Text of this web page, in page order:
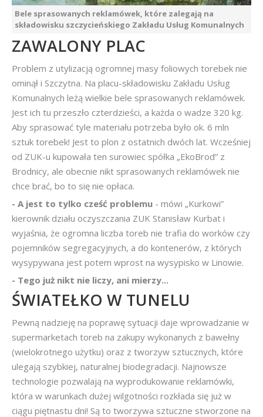
Bele sprasowanych reklamówek, które zalegają na
składowisku szczycieńskiego Zakładu Usług Komunalnych
ZAWALONY PLAC
Problem z utylizacją ogromnej masy foliowych torebek nie
ominął i Szczytna. Na placu-składowisku Zakładu Usług
Komunalnych leżą wielkie bele sprasowanych reklamówek.
Jest ich tu przeszło czterdzieści, a każda o wadze 320 kg.
Aby sprasować tyle materiału potrzeba było ok. 6 mln
sztuk torebek! Jest to plon z ostatnich dwóch lat. Wcześniej
od ZUK-u kupowała ten surowiec spółka „EkoBrod” z
Brodnicy, ale obecnie nikt sprasowanych reklamówek nie
chce brać, bo to się nie opłaca.
- A jest to tylko cześć problemu - mówi „Kurkowi”
kierownik działu oczyszczania ZUK Stanisław Kurbat i
wyjaśnia, że ogromna liczba toreb nie trafia do worków czy
pojemników segregacyjnych, a do kontenerów, z których
wysypywana jest potem wprost na wysypisko w Linowie.
- Tego już nikt nie liczy, ani mierzy...
ŚWIATEŁKO W TUNELU
Pewną nadzieję na poprawę sytuacji daje wprowadzanie w
supermarketach toreb na zakupy wykonanych z bawełny
(wielokrotnego użytku) oraz z tworzyw sztucznych, które
ulegają szybkiej, naturalnej biodegradacji. Najnowsze
technologie pozwalają na wyprodukowanie reklamówki,
która w warunkach dużej wilgotności rozkłada się już w
ciągu piętnastu dni! Są to tworzywa sztuczne stworzone na